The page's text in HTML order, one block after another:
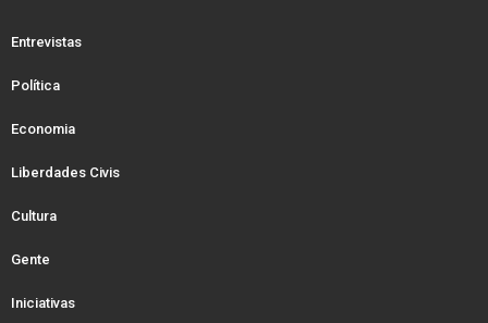
Entrevistas
Política
Economia
Liberdades Civis
Cultura
Gente
Iniciativas